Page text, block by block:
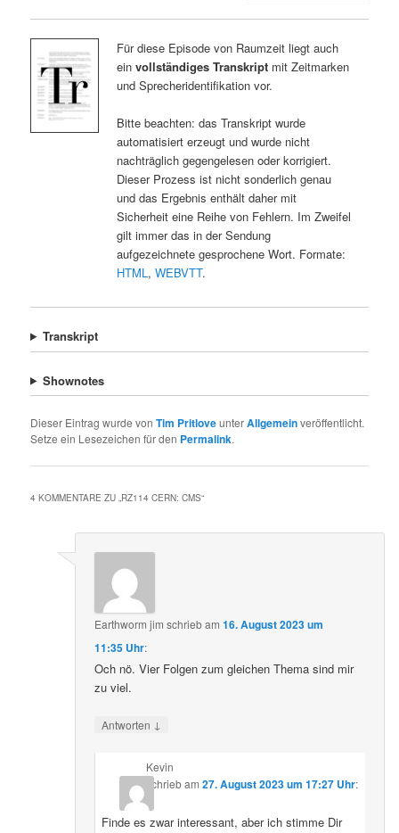
Für diese Episode von Raumzeit liegt auch
ein vollständiges Transkriptmit Zeitmarken
und Sprecheridentifikation vor.
Bitte beachten: das Transkript wurde
automatisiert erzeugt und wurde nicht
nachträglich gegengelesen oder korrigiert.
Dieser Prozess ist nicht sonderlich genau
und das Ergebnis enthält daher mit
Sicherheit eine Reihe von Fehlern. Im Zweifel
gilt immer das in der Sendung
aufgezeichnete gesprochene Wort. Formate:
HTML, WEBVTT.
Transkript
Shownotes
Dieser Eintrag wurde vonTim PritloveunterAllgemeinveröffentlicht.
Setze ein Lesezeichen für den Permalink.
4 KOMMENTARE ZU „ RZ114 CERN: CMS“
Earthworm jim schriebam16. August 2023 um
11:35 Uhr:
Och nö. Vier Folgen zum gleichen Thema sind mir
zu viel.
Antworten ↓
Kevin
schriebam 27. August 2023 um 17:27 Uhr:
Finde es zwar interessant, aber ich stimme Dir